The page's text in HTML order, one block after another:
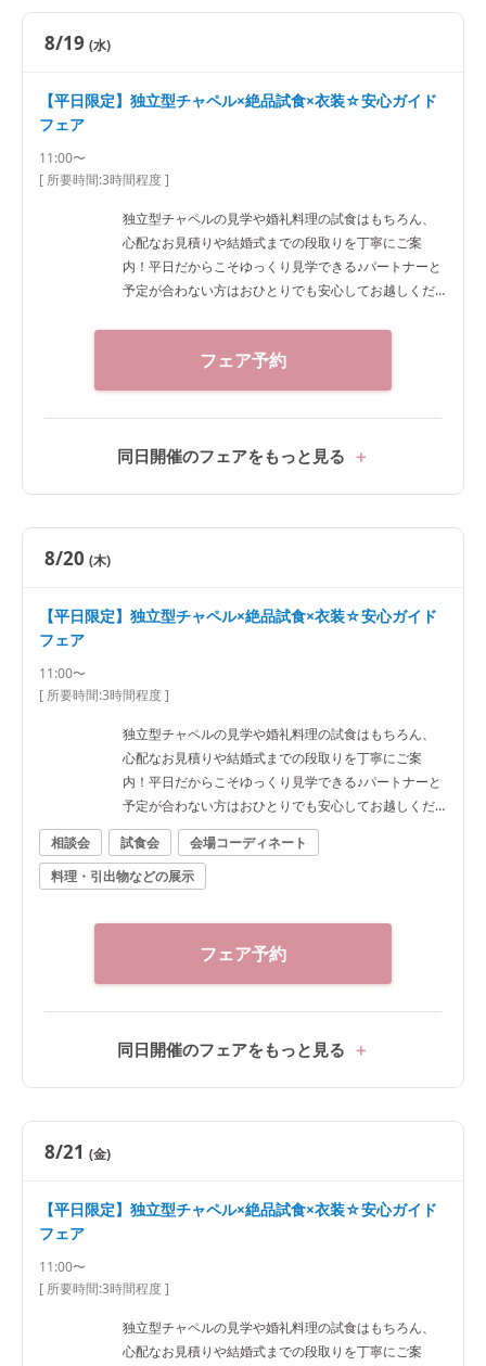
8/19 (水)
【平日限定】独立型チャペル×絶品試食×衣装☆安心ガイド
フェア
11:00〜
[ 所要時間:3時間程度]
独立型チャペルの見学や婚礼料理の試食はもちろん、
心配なお見積りや結婚式までの段取りを丁寧にご案
内！平日だからこそゆっくり見学できる♪パートナーと
予定が合わない方はおひとりでも安心してお越しくだ
フェア予約
同日開催のフェアをもっと見る
8/20 (木)
【平日限定】独立型チャペル×絶品試食×衣装☆安心ガイド
フェア
11:00〜
[ 所要時間:3時間程度]
独立型チャペルの見学や婚礼料理の試食はもちろん、
心配なお見積りや結婚式までの段取りを丁寧にご案
内！平日だからこそゆっくり見学できる♪パートナーと
予定が合わない方はおひとりでも安心してお越しくだ
さい。
相談会 試食会
会場コーディネート
料理・引出物などの展示
フェア予約
同日開催のフェアをもっと見る
8/21 (金)
【平日限定】独立型チャペル×絶品試食×衣装☆安心ガイド
フェア
11:00〜
[ 所要時間:3時間程度]
独立型チャペルの見学や婚礼料理の試食はもちろん、
心配なお見積りや結婚式までの段取りを丁寧にご案